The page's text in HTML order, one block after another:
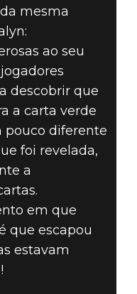
mesma
ao seu
descobrir que
a carta verde
pouco diferente
foi revelada,
a
em que
que escapou
estavam